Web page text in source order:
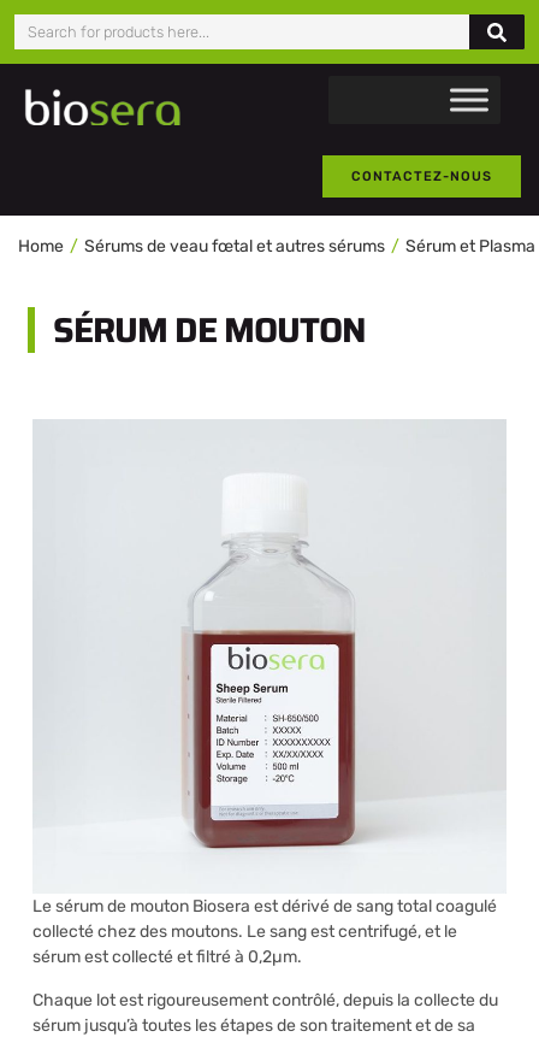
CONTACTEZ-NOUS
Home Sérums de veau fœtal et autres sérums Sérum et
SÉRUM DE MOUTON
Le sérum de mouton Biosera est dérivé de sang total coagulé
collecté chez des moutons. Le sang est centrifugé, et le
sérum est collecté et filtré à 0,2µm.
Chaque lot est rigoureusement contrôlé, depuis la collecte du
sérum jusqu’à toutes les étapes de son traitement et de sa